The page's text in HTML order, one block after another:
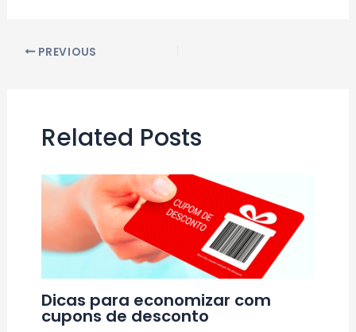
PostPREVIOUS
Related Posts
Dicas para economizar com
cupons de desconto